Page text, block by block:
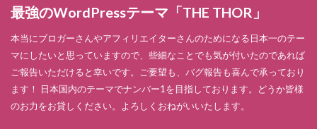
最強のWordPressテーマ「THE THOR」
本当にブロガーさんやアフィリエイターさんのためになる日本一のテー
マにしたいと思っていますので、些細なことでも気が付いたのであれば
ご報告いただけると幸いです。ご要望も、バグ報告も喜んで承っており
ます！ 日本国内のテーマでナンバー1を目指しております。どうか皆様
のお力をお貸しください。よろしくおねがいいたします。